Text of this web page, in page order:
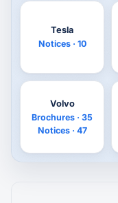
Tesla
Notices · 10
Volvo
Brochures · 35
Notices · 47